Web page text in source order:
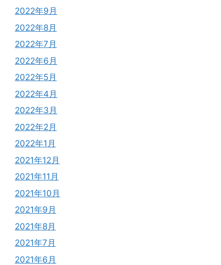
2022年9月
2022年8月
2022年7月
2022年6月
2022年5月
2022年4月
2022年3月
2022年2月
2022年1月
2021年12月
2021年11月
2021年10月
2021年9月
2021年8月
2021年7月
2021年6月